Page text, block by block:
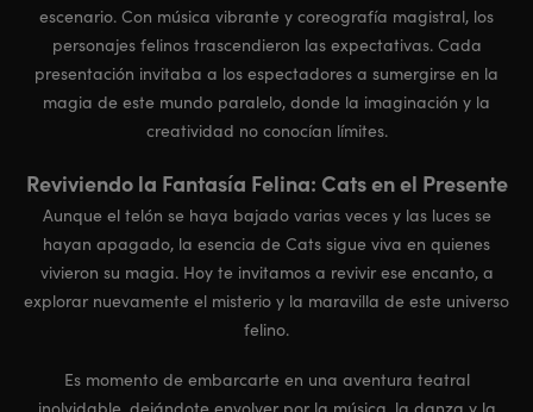
escenario. Con música vibrante y coreografía magistral, los
personajes felinos trascendieron las expectativas. Cada
presentación invitaba a los espectadores a sumergirse en la
magia de este mundo paralelo, donde la imaginación y la
creatividad no conocían límites.
Reviviendo la Fantasía Felina: Cats en el Presente
Aunque el telón se haya bajado varias veces y las luces se
hayan apagado, la esencia de Cats sigue viva en quienes
vivieron su magia. Hoy te invitamos a revivir ese encanto, a
explorar nuevamente el misterio y la maravilla de este universo
felino.
Es momento de embarcarte en una aventura teatral
inolvidable, dejándote envolver por la música, la danza y la